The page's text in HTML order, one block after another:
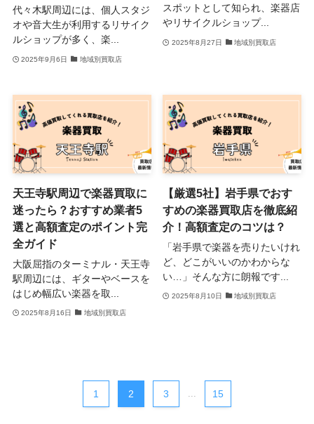
代々木駅周辺には、個人スタジ
オや音大生が利用するリサイク
ルショップが多く、楽...
2025年9月6日 地域別買取店
スポットとして知られ、楽器店
やリサイクルショップ...
2025年8月27日 地域別買取店
天王寺駅周辺で楽器買取に
迷ったら？おすすめ業者5
選と高額査定のポイント完
全ガイド
大阪屈指のターミナル・天王寺
駅周辺には、ギターやベースを
はじめ幅広い楽器を取...
2025年8月16日 地域別買取店
【厳選5社】岩手県でおす
すめの楽器買取店を徹底紹
介！高額査定のコツは？
「岩手県で楽器を売りたいけれ
ど、どこがいいのかわからな
い…」そんな方に朗報です...
2025年8月10日 地域別買取店
1 2 3 15